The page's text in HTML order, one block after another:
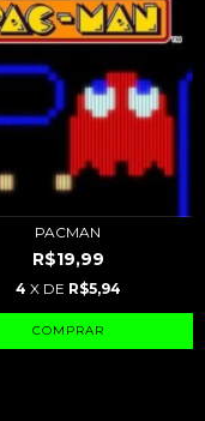
PACMAN
R$19,99
4 X DE R$5,94